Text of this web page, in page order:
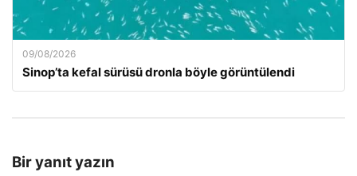
09/08/2026
Sinop’ta kefal sürüsü dronla böyle görüntülendi
Bir yanıt yazın